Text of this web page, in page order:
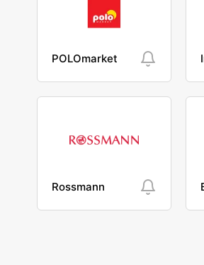
POLOmarket
Rossmann